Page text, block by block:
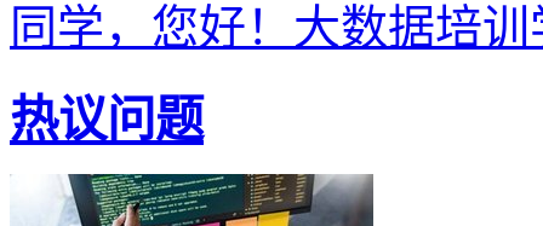
同学，您好！大数据培
热议问题